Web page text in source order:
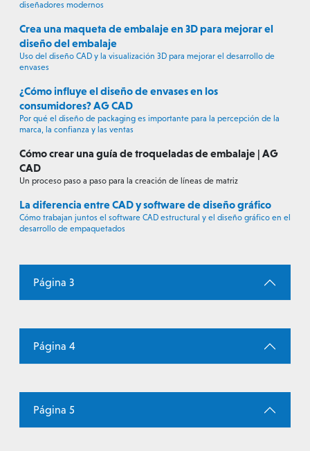
diseñadores modernos
Crea una maqueta de embalaje en 3D para mejorar el
diseño del embalaje
Uso del diseño CAD y la visualización 3D para mejorar el desarrollo de
envases
¿Cómo influye el diseño de envases en los
consumidores? AG CAD
Por qué el diseño de packaging es importante para la percepción de la
marca, la confianza y las ventas
Cómo crear una guía de troqueladas de embalaje | AG
CAD
Un proceso paso a paso para la creación de líneas de matriz
La diferencia entre CAD y software de diseño gráfico
Cómo trabajan juntos el software CAD estructural y el diseño gráfico en el
desarrollo de empaquetados
Página 3
Página 4
Página 5